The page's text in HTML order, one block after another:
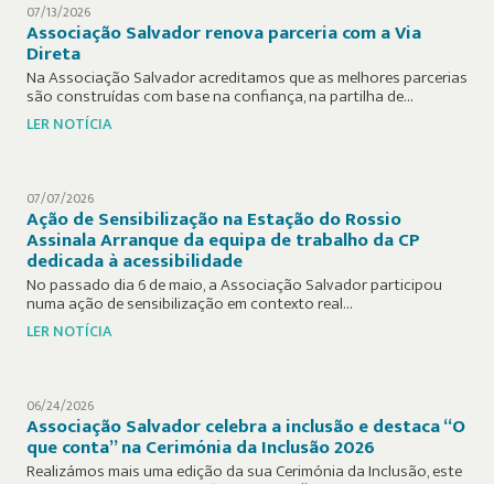
07/13/2026
Associação Salvador renova parceria com a Via
Direta
Na Associação Salvador acreditamos que as melhores parcerias
são construídas com base na confiança, na partilha de…
LER NOTÍCIA
07/07/2026
Ação de Sensibilização na Estação do Rossio
Assinala Arranque da equipa de trabalho da CP
dedicada à acessibilidade
No passado dia 6 de maio, a Associação Salvador participou
numa ação de sensibilização em contexto real…
LER NOTÍCIA
06/24/2026
Associação Salvador celebra a inclusão e destaca “O
que conta” na Cerimónia da Inclusão 2026
Realizámos mais uma edição da sua Cerimónia da Inclusão, este